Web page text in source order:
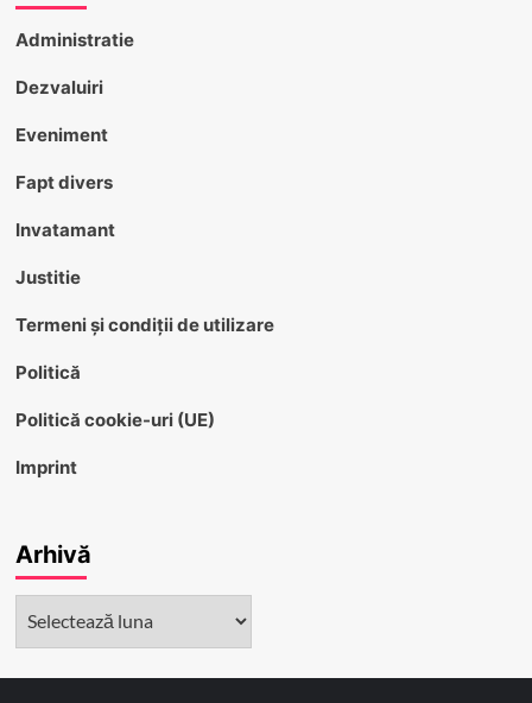
Administratie
Dezvaluiri
Eveniment
Fapt divers
Invatamant
Justitie
Termeni și condiții de utilizare
Politică
Politică cookie-uri (UE)
Imprint
Arhivă